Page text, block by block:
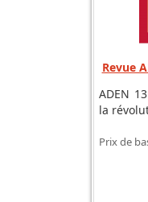
Revue
ADEN
la
Prix de